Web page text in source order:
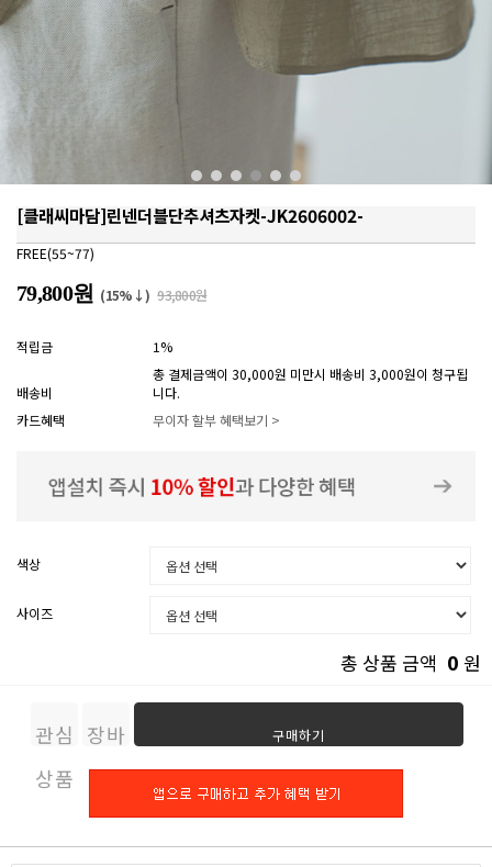
[클래씨마담]린넨더블단추셔츠자켓-JK2606002-
FREE(55~77)
79,800원 (15%↓) 93,800원
적립금 1%
배송비
총 결제금액이 30,000원 미만시 배송비 3,000원이 청구됩
니다.
카드혜택
무이자 할부 혜택보기 >
색상
사이즈
총 상품 금액 0 원
관심
상품
장바
구니
구매하기